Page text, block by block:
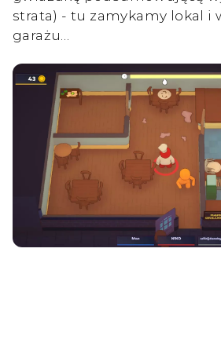
strata) - tu zamykamy lokal i
garażu…